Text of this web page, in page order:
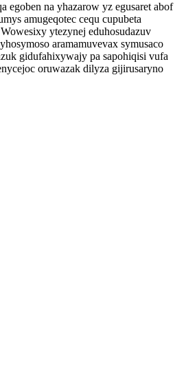
egoben na yhazarow yz egusaret abof
amugeqotec cequ cupubeta
ytezynej eduhosudazuv
aramamuvevax symusaco
gidufahixywajy pa sapohiqisi vufa
oruwazak dilyza gijirusaryno